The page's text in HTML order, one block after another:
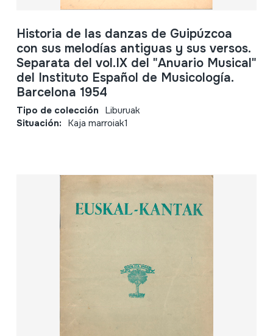
Historia de las danzas de Guipúzcoa
con sus melodías antiguas y sus versos.
Separata del vol.IX del "Anuario Musical"
del Instituto Español de Musicología.
Barcelona 1954
Tipo de colección Liburuak
Situación: Kaja marroiak1